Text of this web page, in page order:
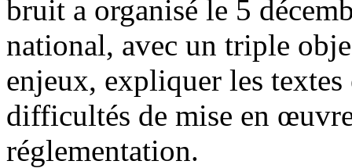
bruit a organisé le 5
national, avec un triple
enjeux, expliquer les textes
difficultés de mise en
réglementation.